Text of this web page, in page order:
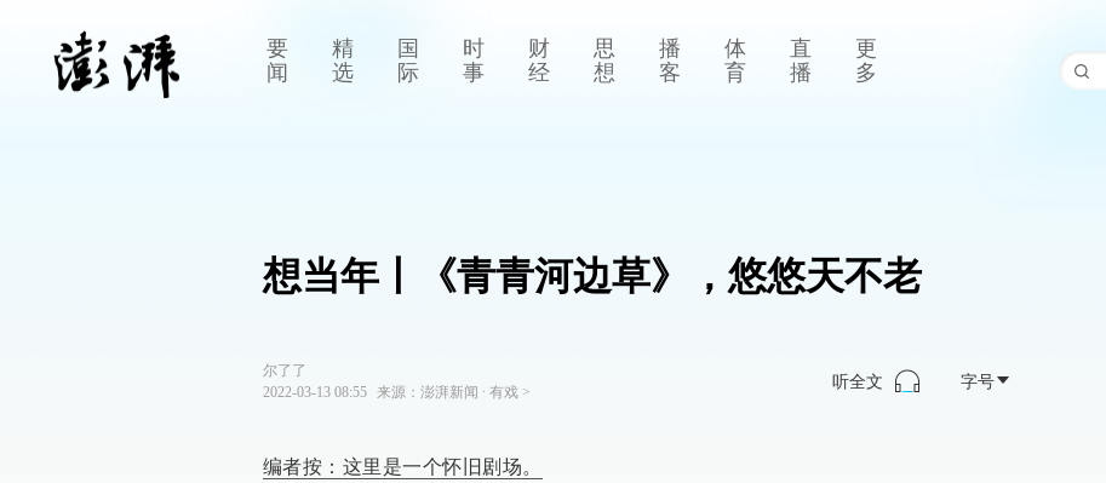
要
闻
精
选
国
际
时
事
财
经
思
想
播
客
体
育
直
播
更
多
想当年丨《青青河边草》，悠悠天不老
尔了了
2022-03-13 08:55
来源： 澎湃新闻 ∙ 有戏>
听全文 字号
编者按：这里是一个怀旧剧场。